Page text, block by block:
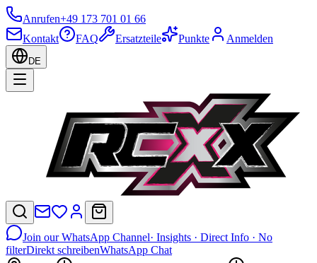
Anrufen+49 173 701 01 66
Kontakt
FAQ Ersatzteile Punkte Anmelden
DE
Join our WhatsApp Channel· Insights · Direct Info · No
filterDirekt schreibenWhatsApp Chat